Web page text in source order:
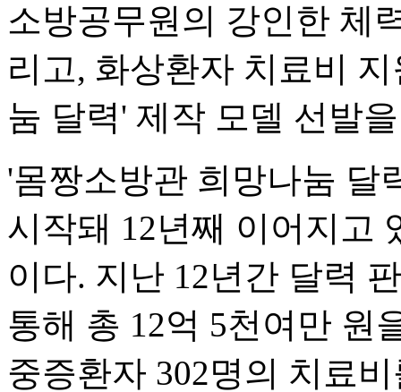
소방공무원의 강인한 체
리고, 화상환자 치료비
눔 달력' 제작 모델 선발
'몸짱소방관 희망나눔 달
시작돼 12년째 이어지고
이다. 지난 12년간 달력
통해 총 12억 5천여만 원
중증환자 302명의 치료